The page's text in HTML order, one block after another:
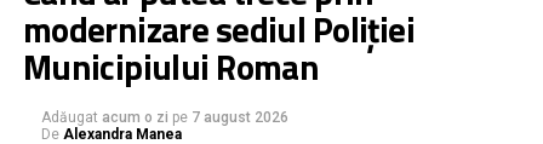
modernizare sediul Poliției
Municipiului Roman
Adăugat acum o zi pe 7 august 2026
De Alexandra Manea